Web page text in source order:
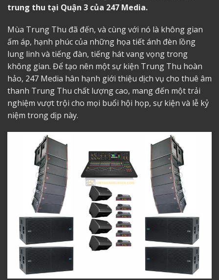
trung thu tại Quận 3 của 247 Media.
Mùa Trung Thu đã đến, và cùng với nó là không gian
ấm áp, hạnh phúc của những họa tiết ánh đèn lồng
lung linh và tiếng đàn, tiếng hát vang vọng trong
không gian. Để tạo nên một sự kiện Trung Thu hoàn
hảo, 247 Media hân hạnh giới thiệu dịch vụ cho thuê âm
thanh Trung Thu chất lượng cao, mang đến một trải
nghiệm vượt trội cho mọi buổi hội họp, sự kiện và lễ kỷ
niệm trong dịp này.